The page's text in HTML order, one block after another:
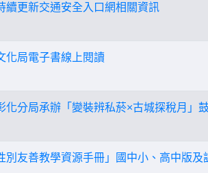
續更新交通安全入口網相關資訊
化局電子書線上閱讀
化分局承辦「變裝辨私菸×古城探稅月」
別友善教學資源手冊」國中小、高中版及